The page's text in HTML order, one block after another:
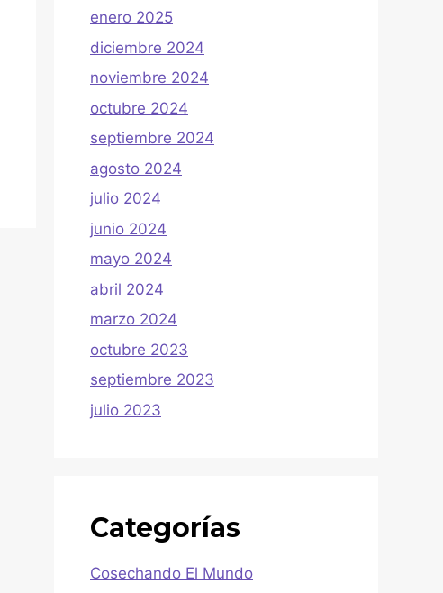
enero 2025
diciembre 2024
noviembre 2024
octubre 2024
septiembre 2024
agosto 2024
julio 2024
junio 2024
mayo 2024
abril 2024
marzo 2024
octubre 2023
septiembre 2023
julio 2023
Categorías
Cosechando El Mundo